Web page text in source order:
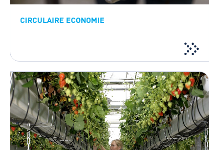
CIRCULAIRE ECONOMIE